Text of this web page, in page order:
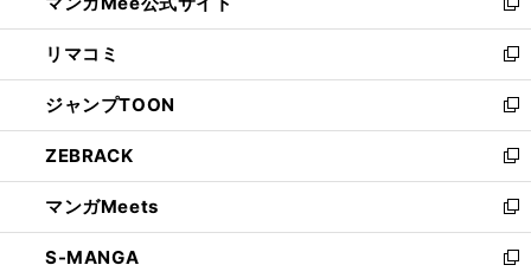
ド
ウ
で
開
く
ィ
ン
ド
ウ
で
開
く
い
ウ
ィ
ン
ド
ウ
で
開
く
新
し
い
ウ
ィ
ン
ド
ウ
で
開
く
リマコミ
新
し
い
ウ
ィ
ン
ド
ウ
で
ジャンプTOON
新
し
い
ウ
ィ
ン
ド
ZEBRACK
新
し
い
ウ
ィ
マンガMeets
新
し
い
S-MANGA
新